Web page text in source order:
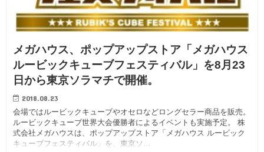
メガハウス、ポップアップストア「メガハウス
ルービックキューブフェスティバル」を8月23
日から東京ソラマチで開催。
2018.08.23
会場ではルービックキューブやオセロなどロングセラー商品を販売。
ルービックキューブ世界大会優勝者によるイベントも実施予定。 株
式会社メガハウスは、ポップアップストア「メガハウス ルービック
キューブフェスティバル」を、東京ソ…